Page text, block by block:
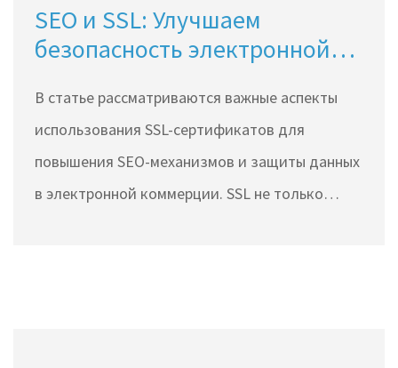
SEO и SSL: Улучшаем
безопасность электронной
В статье рассматриваются важные аспекты
использования SSL-сертификатов для
повышения SEO-механизмов и защиты данных
в электронной коммерции. SSL не только